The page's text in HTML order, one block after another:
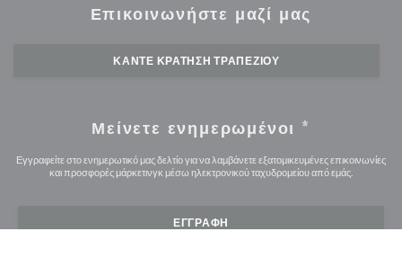
Επικοινωνήστε μαζί μας
ΚΆΝΤΕ ΚΡΆΤΗΣΗ ΤΡΑΠΕΖΙΟΎ
Μείνετε ενημερωμένοι *
Εγγραφείτε στο ενημερωτικό μας δελτίο για να λαμβάνετε εξατομικευμένες επικοινωνίες
και προσφορές μάρκετινγκ μέσω ηλεκτρονικού ταχυδρομείου από εμάς.
ΕΓΓΡΑΦΉ